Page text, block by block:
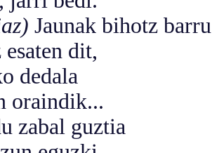
Jaunak bihotz
dit,
guztia